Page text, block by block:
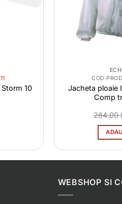
10
COD
Jacheta ploaie
Comp
264.00
WEBSHOP SI